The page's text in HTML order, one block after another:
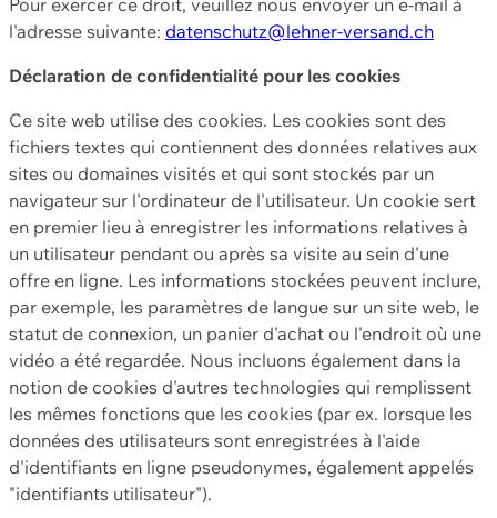
l'adresse suivante: datenschutz@lehner-versand.ch
Déclaration de confidentialité pour les cookies
Ce site web utilise des cookies. Les cookies sont des
fichiers textes qui contiennent des données relatives aux
sites ou domaines visités et qui sont stockés par un
navigateur sur l'ordinateur de l'utilisateur. Un cookie sert
en premier lieu à enregistrer les informations relatives à
un utilisateur pendant ou après sa visite au sein d'une
offre en ligne. Les informations stockées peuvent inclure,
par exemple, les paramètres de langue sur un site web, le
statut de connexion, un panier d'achat ou l'endroit où une
vidéo a été regardée. Nous incluons également dans la
notion de cookies d'autres technologies qui remplissent
les mêmes fonctions que les cookies (par ex. lorsque les
données des utilisateurs sont enregistrées à l'aide
d'identifiants en ligne pseudonymes, également appelés
"identifiants utilisateur").